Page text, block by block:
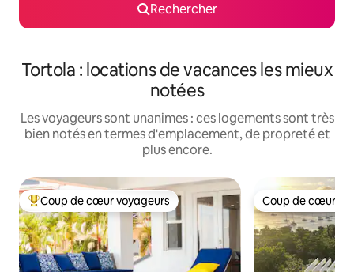
Rechercher
Tortola : locations de vacances les mieux
notées
Les voyageurs sont unanimes : ces logements sont très
bien notés en termes d'emplacement, de propreté et
plus encore.
Coups de cœur voyageurs les plus appréciés
Coup de cœur voyageurs Coup de cœur
Coup de cœur